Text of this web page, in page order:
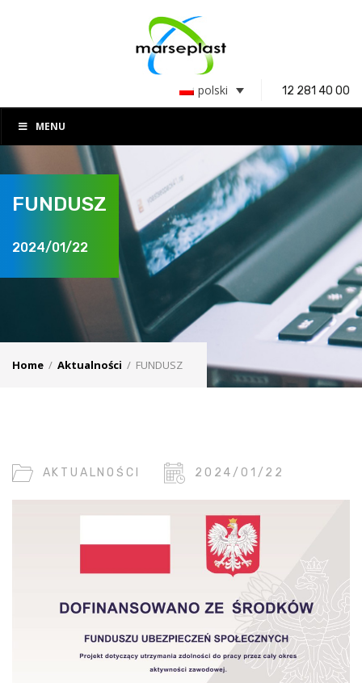
12 281 40 00
polski
MENU
FUNDUSZ
2024/01/22
Home / Aktualności / FUNDUSZ
AKTUALNOŚCI 2024/01/22